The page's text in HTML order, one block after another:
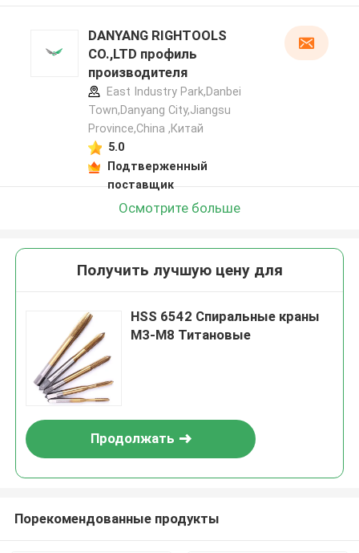
DANYANG RIGHTOOLS
CO.,LTD профиль
производителя
East Industry Park,Danbei
Town,Danyang City,Jiangsu
Province,China ,Китай
5.0
Подтверженный
поставщик
Осмотрите больше
Получить лучшую цену для
HSS 6542 Спиральные краны
M3-M8 Титановые
Продолжать
Порекомендованные продукты